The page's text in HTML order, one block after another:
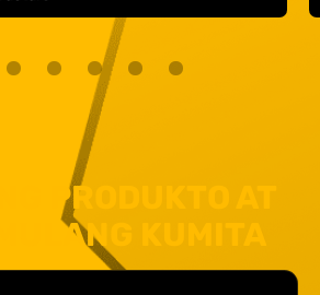
PRODUKTO AT
KUMITA